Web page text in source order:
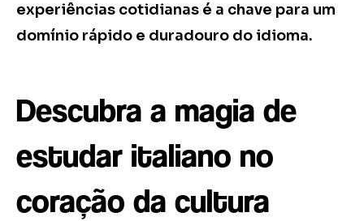
experiências cotidianas é a chave para um
domínio rápido e duradouro do idioma.
Descubra a magia de
estudar italiano no
coração da cultura